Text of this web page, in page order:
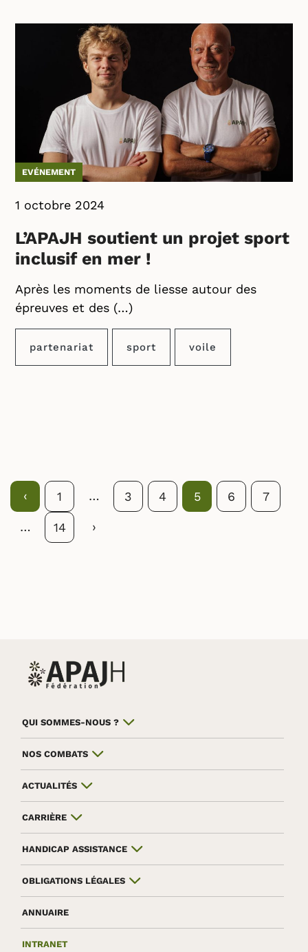
EVÉNEMENT
1 octobre 2024
L’APAJH soutient un projet sport
inclusif en mer !
Après les moments de liesse autour des
épreuves et des (…)
partenariat sport voile
Précédent
‹ 1 … 3 4 5 6 7
… 14 Suivant
›
QUI SOMMES-NOUS ?
NOS COMBATS
ACTUALITÉS
CARRIÈRE
HANDICAP ASSISTANCE
OBLIGATIONS LÉGALES
ANNUAIRE
INTRANET